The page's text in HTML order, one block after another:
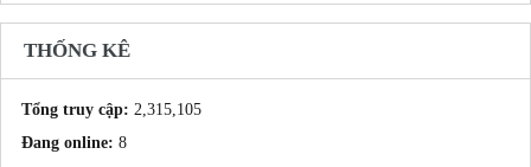
THỐNG KÊ
Tổng truy cập: 2,315,105
Đang online: 8